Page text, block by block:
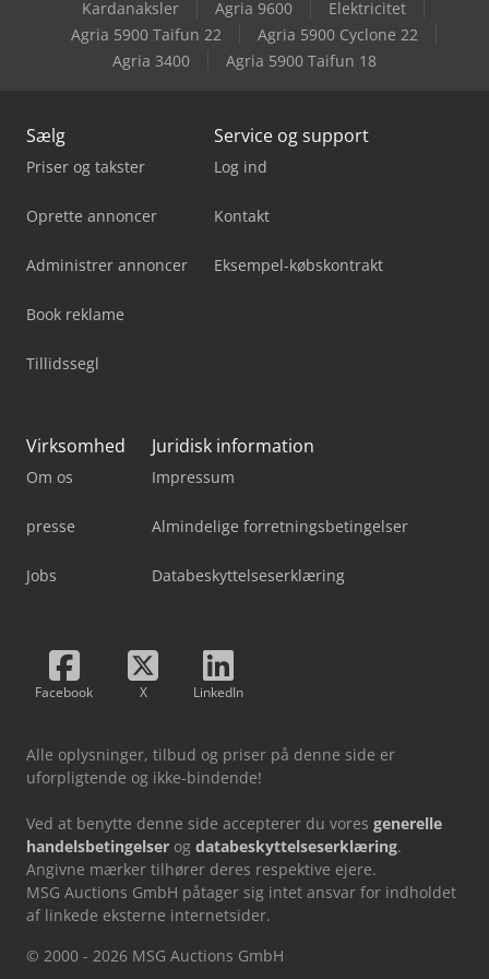
Panhans Bsb 600
Weinbrenner Gp 200
Kardanaksler Agria 9600
Elektricitet
Agria 5900 Taifun 22
Agria 5900 Cyclone 22
Agria 3400
Agria 5900 Taifun 18
Sælg
Priser og takster
Oprette annoncer
Administrer annoncer
Book reklame
Tillidssegl
Service og support
Log ind
Kontakt
Eksempel-købskontrakt
Virksomhed
Om os
presse
Jobs
Juridisk information
Impressum
Almindelige forretningsbetingelser
Databeskyttelseserklæring
Facebook X LinkedIn
Alle oplysninger, tilbud og priser på denne side er
uforpligtende og ikke-bindende!
Ved at benytte denne side accepterer du vores generelle
handelsbetingelser og databeskyttelseserklæring.
Angivne mærker tilhører deres respektive ejere.
MSG Auctions GmbH påtager sig intet ansvar for indholdet
af linkede eksterne internetsider.
© 2000 - 2026 MSG Auctions GmbH